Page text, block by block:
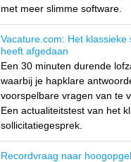
met meer slimme software.
Vacature.com: Het klassieke
heeft afgedaan
Een 30 minuten durende
waarbij je hapklare
voorspelbare vragen van te
Een actualiteitstest van het
sollicitatiegesprek.
Recordvraag naar